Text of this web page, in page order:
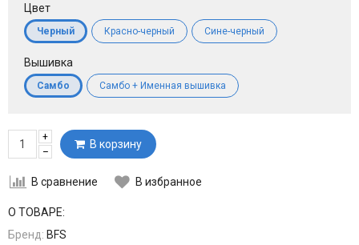
Цвет
Черный Красно-черный Сине-черный
Вышивка
Самбо Самбо + Именная вышивка
+
–
В корзину
В сравнение В избранное
О ТОВАРЕ:
Бренд: BFS